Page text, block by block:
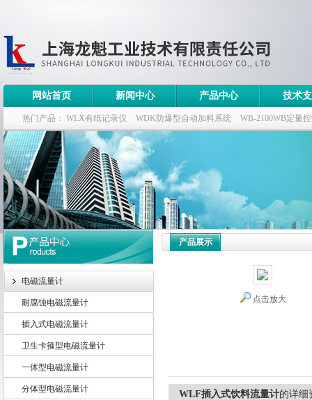
上海龙魁工业技术有限责任公司
网站首页 新闻中心 产品中心 技术
热门产品： WLX有纸记录仪 WDK防爆型自动加料系统 WB-2100WB定量
WDK流量定量控制柜 WB-2100定量装车控制仪
电磁流量计
耐腐蚀电磁流量计
插入式电磁流量计
卫生卡箍型电磁流量计
一体型电磁流量计
分体型电磁流量计
产品展示
点击放大
WLF插入式饮料流量计的详细